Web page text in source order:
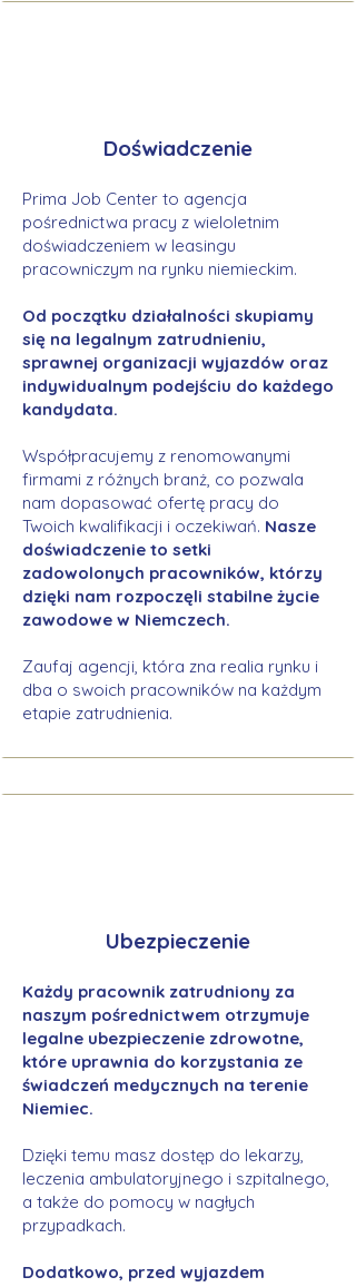
Doświadczenie
Prima Job Center to agencja
pośrednictwa pracy z wieloletnim
doświadczeniem w leasingu
pracowniczym na rynku niemieckim.
Od początku działalności skupiamy
się na legalnym zatrudnieniu,
sprawnej organizacji wyjazdów oraz
indywidualnym podejściu do każdego
kandydata.
Współpracujemy z renomowanymi
firmami z różnych branż, co pozwala
nam dopasować ofertę pracy do
Twoich kwalifikacji i oczekiwań. Nasze
doświadczenie to setki
zadowolonych pracowników, którzy
dzięki nam rozpoczęli stabilne życie
zawodowe w Niemczech.
Zaufaj agencji, która zna realia rynku i
dba o swoich pracowników na każdym
etapie zatrudnienia.
Ubezpieczenie
Każdy pracownik zatrudniony za
naszym pośrednictwem otrzymuje
legalne ubezpieczenie zdrowotne,
które uprawnia do korzystania ze
świadczeń medycznych na terenie
Niemiec.
Dzięki temu masz dostęp do lekarzy,
leczenia ambulatoryjnego i szpitalnego,
a także do pomocy w nagłych
przypadkach.
Dodatkowo, przed wyjazdem